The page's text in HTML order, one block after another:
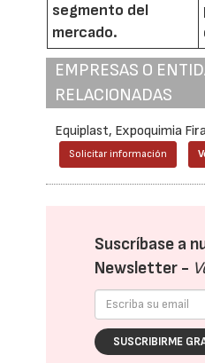
segmento del
mercado.
EMPRESAS O
RELACIONADAS
Equiplast, Expoquimia
Solicitar información
Suscríbase a
Newsletter -
SUSCRIBIRME